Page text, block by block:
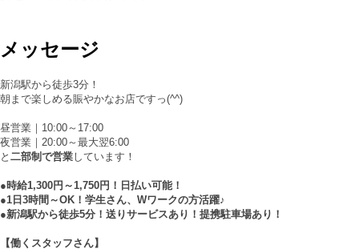
メッセージ
新潟駅から徒歩3分！
朝まで楽しめる賑やかなお店ですっ(^^)
昼営業｜10:00～17:00
夜営業｜20:00～最大翌6:00
と 二部制で営業しています！
●時給1,300円～1,750円！日払い可能！
●1日3時間～OK！学生さん、Wワークの方活躍♪
●新潟駅から徒歩5分！送りサービスあり！提携駐車場あり！
【働くスタッフさん】